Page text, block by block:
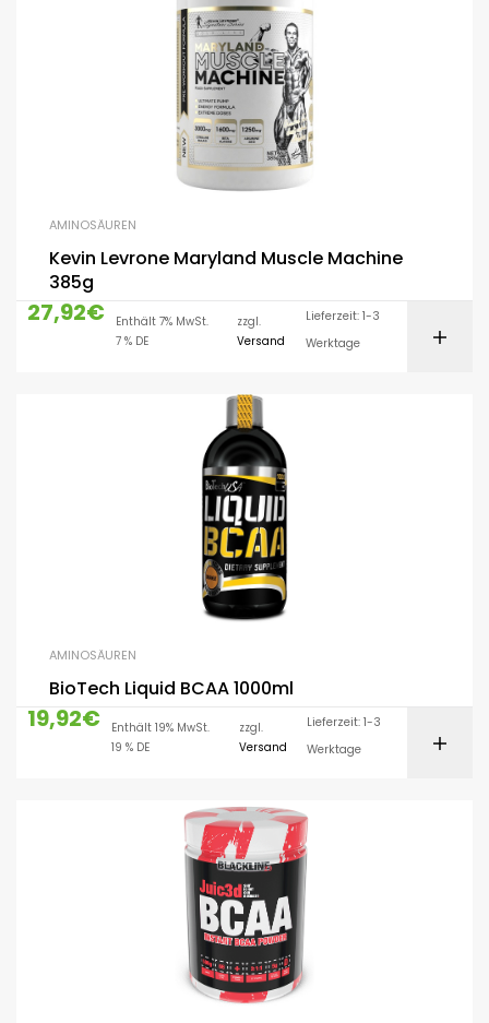
AMINOSÄUREN
Kevin Levrone Maryland Muscle Machine
385g
27,92€
Enthält 7% MwSt.
7 % DE
zzgl.
Versand
Lieferzeit: 1-3
Werktage
AMINOSÄUREN
BioTech Liquid BCAA 1000ml
19,92€
Enthält 19% MwSt.
19 % DE
zzgl.
Versand
Lieferzeit: 1-3
Werktage